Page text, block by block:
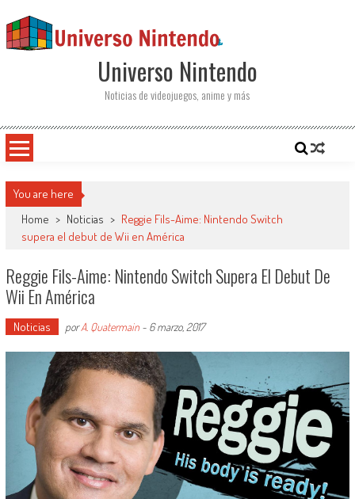
Universo Nintendo
Noticias de videojuegos, anime y más
You are here
Home > Noticias > Reggie Fils-Aime: Nintendo Switch
supera el debut de Wii en América
Reggie Fils-Aime: Nintendo Switch Supera El Debut De
Wii En América
Noticias porA. Quatermain- 6 marzo, 2017